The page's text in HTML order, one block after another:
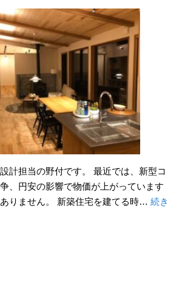
計担当の野付です。 最近では、新型コ
、円安の影響で物価が上がっています
りません。 新築住宅を建てる時… 続き